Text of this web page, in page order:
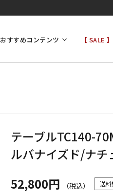
おすすめコンテンツ 【 SALE 】
テーブルTC140-
ルバナイズド/ナチ
52,800円
（税込） 送